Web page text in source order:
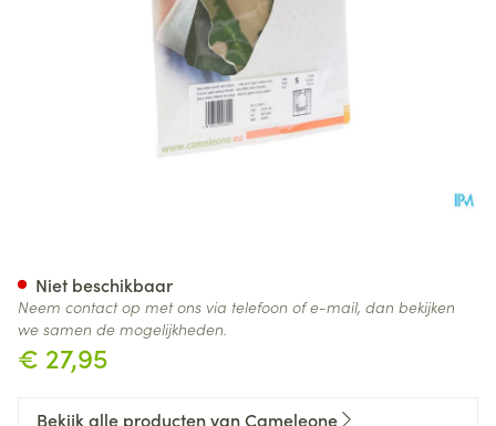
€ 27,95
Niet beschikbaar
Neem contact op met ons via telefoon of e-mail, dan bekijken
we samen de mogelijkheden.
Bekijk alle producten van Cameleone